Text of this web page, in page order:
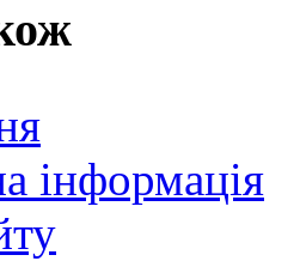
інформація